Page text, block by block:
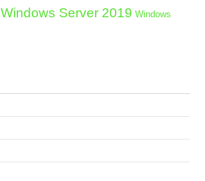
Windows Server 2019 Windows